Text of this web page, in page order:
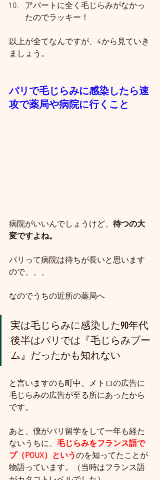
アパートに全く毛じらみがなかっ
たのでラッキー！
以上が全てなんですが、4から見ていき
ましょう。
パリで毛じらみに感染したら速
攻で薬局や病院に行くこと
病院がいいんでしょうけど、 待つの大
変ですよね。
パリって病院は待ちが長いと思います
ので、、、
なのでうちの近所の薬局へ
実は毛じらみに感染した90年代
後半はパリでは『毛じらみブー
ム』だったかも知れない
と言いますのも町中、メトロの広告に
毛じらみの広告が至る所にあったから
です。
あと、僕がパリ留学をして一年も経た
ないうちに、 毛じらみをフランス語で
プ（POUX）というのを知ってたことが
物語っています。（当時はフランス語